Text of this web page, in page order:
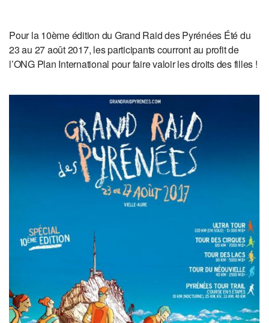
Pour la 10ème édition du Grand Raid des Pyrénées Été du
23 au 27 août 2017, les participants courront au profit de
l’ONG Plan International pour faire valoir les droits des filles !